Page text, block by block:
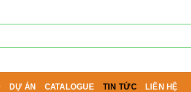
DỰ ÁN CATALOGUE TIN TỨC LIÊN HỆ